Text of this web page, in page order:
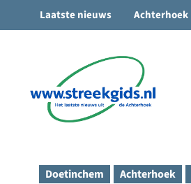
Ga
inhoud
Laatste nieuws Achterhoek
Doetinchem Achterhoek